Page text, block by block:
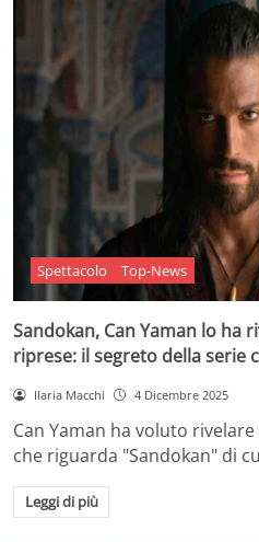
Spettacolo Top-News
Sandokan, Can Yaman lo ha
riprese: il segreto della serie
Ilaria Macchi 4 Dicembre 2025
Can Yaman ha voluto
che riguarda "Sandokan" di
Leggi di più